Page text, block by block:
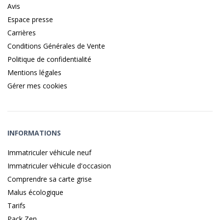
Avis
Espace presse
Carrières
Conditions Générales de Vente
Politique de confidentialité
Mentions légales
Gérer mes cookies
INFORMATIONS
Immatriculer véhicule neuf
Immatriculer véhicule d'occasion
Comprendre sa carte grise
Malus écologique
Tarifs